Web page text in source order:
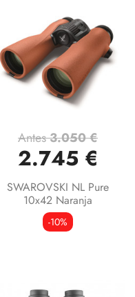
Antes3.050 €
2.745 €
SWAROVSKI NL Pure
10x42 Naranja
-10%